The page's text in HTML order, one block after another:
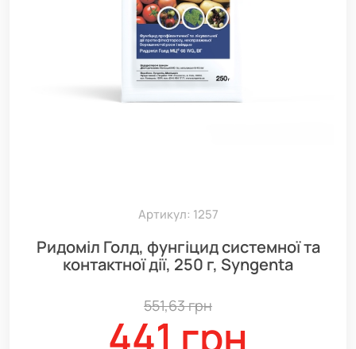
Артикул: 1257
Ридоміл Голд, фунгіцид системної та
контактної дії, 250 г, Syngenta
551,63 грн
441 грн